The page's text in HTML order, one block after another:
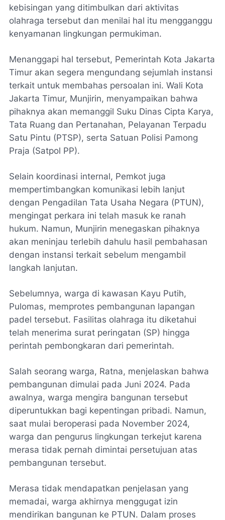
kebisingan yang ditimbulkan dari aktivitas
olahraga tersebut dan menilai hal itu mengganggu
kenyamanan lingkungan permukiman.
Menanggapi hal tersebut, Pemerintah Kota Jakarta
Timur akan segera mengundang sejumlah instansi
terkait untuk membahas persoalan ini. Wali Kota
Jakarta Timur, Munjirin, menyampaikan bahwa
pihaknya akan memanggil Suku Dinas Cipta Karya,
Tata Ruang dan Pertanahan, Pelayanan Terpadu
Satu Pintu (PTSP), serta Satuan Polisi Pamong
Praja (Satpol PP).
Selain koordinasi internal, Pemkot juga
mempertimbangkan komunikasi lebih lanjut
dengan Pengadilan Tata Usaha Negara (PTUN),
mengingat perkara ini telah masuk ke ranah
hukum. Namun, Munjirin menegaskan pihaknya
akan meninjau terlebih dahulu hasil pembahasan
dengan instansi terkait sebelum mengambil
langkah lanjutan.
Sebelumnya, warga di kawasan Kayu Putih,
Pulomas, memprotes pembangunan lapangan
padel tersebut. Fasilitas olahraga itu diketahui
telah menerima surat peringatan (SP) hingga
perintah pembongkaran dari pemerintah.
Salah seorang warga, Ratna, menjelaskan bahwa
pembangunan dimulai pada Juni 2024. Pada
awalnya, warga mengira bangunan tersebut
diperuntukkan bagi kepentingan pribadi. Namun,
saat mulai beroperasi pada November 2024,
warga dan pengurus lingkungan terkejut karena
merasa tidak pernah dimintai persetujuan atas
pembangunan tersebut.
Merasa tidak mendapatkan penjelasan yang
memadai, warga akhirnya menggugat izin
mendirikan bangunan ke PTUN. Dalam proses